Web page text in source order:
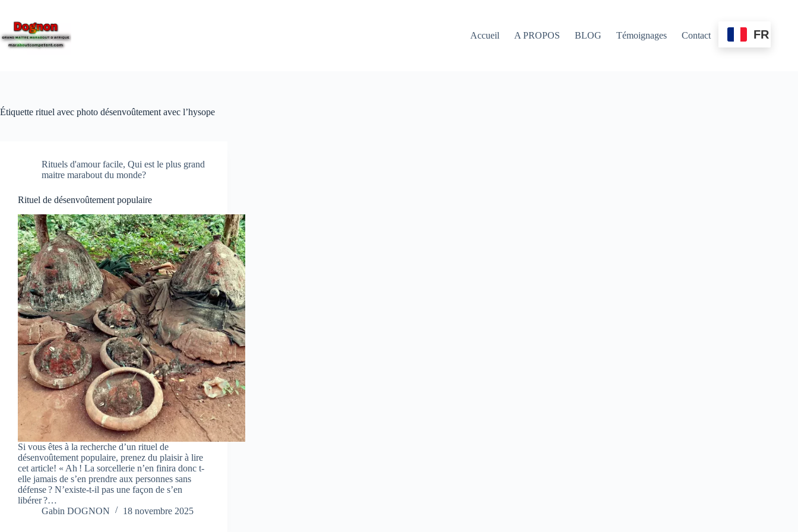
Accueil A PROPOS BLOG Témoignages Contact FR
Étiquette rituel avec photo désenvoûtement avec l’hysope
Rituels d'amour facile, Qui est le plus grand
maitre marabout du monde?
Rituel de désenvoûtement populaire
Si vous êtes à la recherche d’un rituel de
désenvoûtement populaire, prenez du plaisir à lire
cet article! « Ah ! La sorcellerie n’en finira donc t-
elle jamais de s’en prendre aux personnes sans
défense ? N’existe-t-il pas une façon de s’en
libérer ?…
Gabin DOGNON
18 novembre 2025